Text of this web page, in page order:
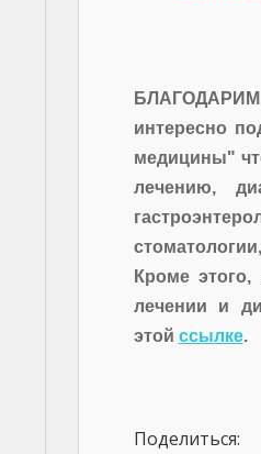
интересно
медицины"
лечению,
Кроме
лечении и
этой ссылке.
Поделиться: